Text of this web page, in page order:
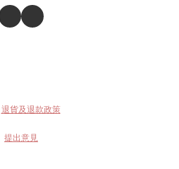
退貨及退款政策
提出意見